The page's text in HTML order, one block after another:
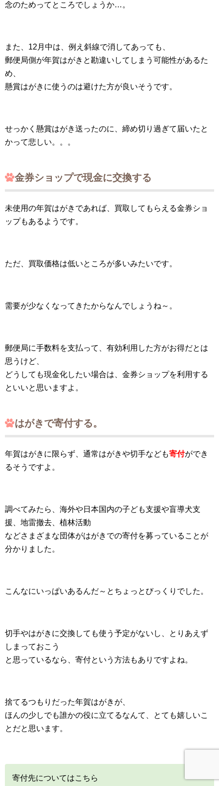
念のためってところでしょうか…。
また、12月中は、例え斜線で消してあっても、
郵便局側が年賀はがきと勘違いしてしまう可能性があるた
め、
懸賞はがきに使うのは避けた方が良いそうです。
せっかく懸賞はがき送ったのに、締め切り過ぎて届いたと
かって悲しい。。。
金券ショップで現金に交換する
未使用の年賀はがきであれば、買取してもらえる金券ショ
ップもあるようです。
ただ、買取価格は低いところが多いみたいです。
需要が少なくなってきたからなんでしょうね～。
郵便局に手数料を支払って、有効利用した方がお得だとは
思うけど、
どうしても現金化したい場合は、金券ショップを利用する
といいと思いますよ。
はがきで寄付する。
年賀はがきに限らず、通常はがきや切手なども寄付ができ
るそうですよ。
調べてみたら、海外や日本国内の子ども支援や盲導犬支
援、地雷撤去、植林活動
などさまざまな団体がはがきでの寄付を募っていることが
分かりました。
こんなにいっぱいあるんだ～とちょっとびっくりでした。
切手やはがきに交換しても使う予定がないし、とりあえず
しまっておこう
と思っているなら、寄付という方法もありですよね。
捨てるつもりだった年賀はがきが、
ほんの少しでも誰かの役に立てるなんて、とても嬉しいこ
とだと思います。
寄付先についてはこちら